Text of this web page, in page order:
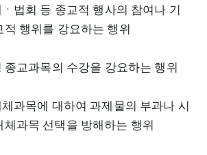
법회 등 종교적 행사의 참여나 기
적 행위를 강요하는 행위
종교과목의 수강을 강요하는 행위
과목에 대하여 과제물의 부과나 시
체과목 선택을 방해하는 행위